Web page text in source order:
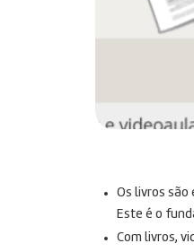
Os livros
Este é o
Com livros,